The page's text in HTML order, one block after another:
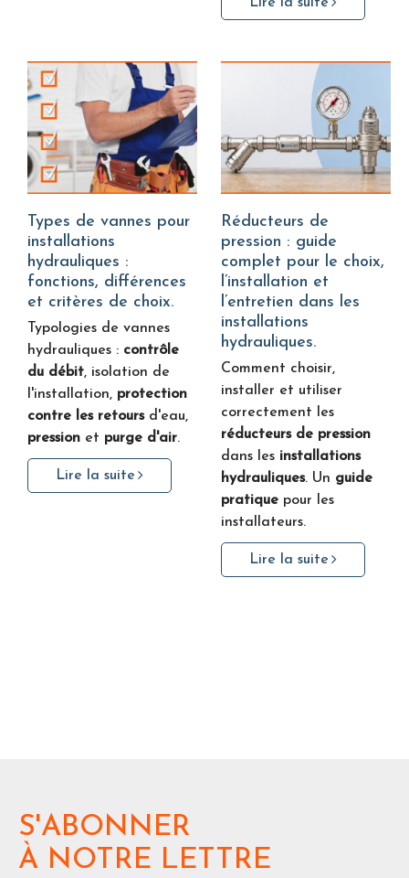
Types de vannes pour
installations
hydrauliques :
fonctions, différences
et critères de choix.
Typologies de vannes
hydrauliques : contrôle
du débit, isolation de
l'installation, protection
contre les retoursd'eau,
pression et purge d'air.
Lire la suite
Réducteurs de
pression : guide
complet pour le choix,
l’installation et
l’entretien dans les
installations
hydrauliques.
Comment choisir,
installer et utiliser
correctement les
réducteurs de pression
dans les installations
hydrauliques. Un guide
pratique pour les
installateurs.
Lire la suite
S'ABONNER
À NOTRE LETTRE